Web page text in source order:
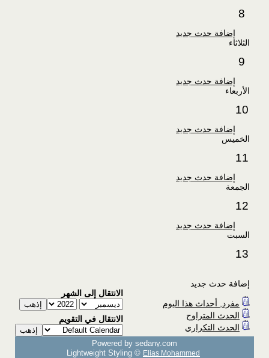
8
إضافة حدث جديد
الثلاثاء
9
إضافة حدث جديد
الأربعاء
10
إضافة حدث جديد
الخميس
11
إضافة حدث جديد
الجمعة
12
إضافة حدث جديد
السبت
13
إضافة حدث جديد
مفرد, أحداث هذا اليوم
الحدث المتراوح
الحدث التكراري
الانتقال إلى الشهر
الانتقال في التقويم
Powered by sedany.com
Lightweight Styling © Elias Mohammed